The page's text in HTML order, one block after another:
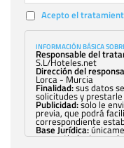
Acepto el
INFORMACIÓN BÁSICA
Responsable del
S.L/Hoteles.net
Dirección del
Lorca - Murcia
Finalidad:sus datos
solicitudes y
Publicidad:solo le
previa, que podrá
correspondiente
Base Jurídica:
consentimiento